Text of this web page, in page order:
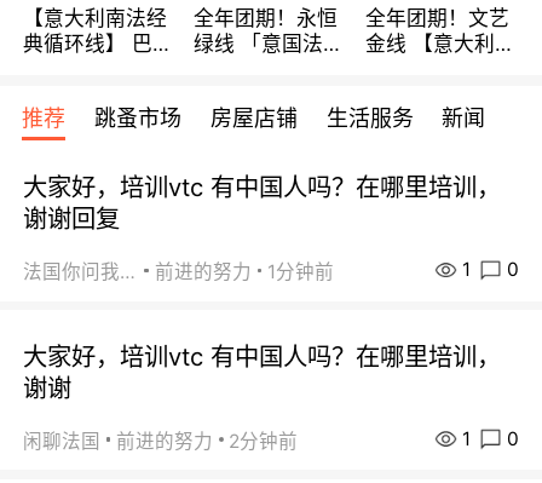
【意大利南法经
典循环线】 巴黎
宾馆 108欧/天起
全程756欧/位
全年团期！永恒
绿线 「意国法
欧/天起 ~包拼房
全年团期！文艺
金线 【意大利一
每周铁发！
推荐 跳蚤市场 房屋店铺 生活服务 新闻
大家好，培训vtc 有中国人吗？在哪里培训，
谢谢回复
法国你问我答 前进的努力 1分钟前 1 0
大家好，培训vtc 有中国人吗？在哪里培训，
谢谢
闲聊法国 前进的努力 2分钟前 1 0